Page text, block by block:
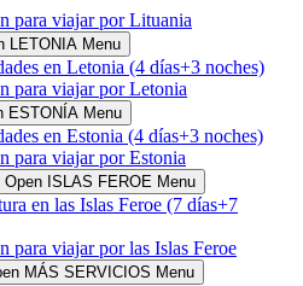
para viajar por Lituania
LETONIA Menu
en Letonia (4 días+3 noches)
para viajar por Letonia
ESTONÍA Menu
en Estonia (4 días+3 noches)
para viajar por Estonia
Open ISLAS FEROE Menu
en las Islas Feroe (7 días+7
para viajar por las Islas Feroe
MÁS SERVICIOS Menu